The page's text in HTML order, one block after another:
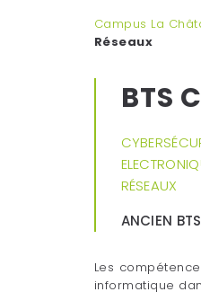
Campus La
Réseaux
BTS
RÉSEAUX
ANCIEN
Les
informatique